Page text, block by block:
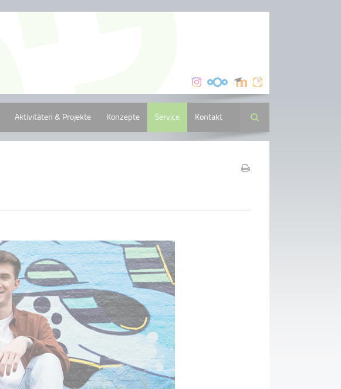
Aktivitäten & Projekte Konzepte Service Kontakt Suche